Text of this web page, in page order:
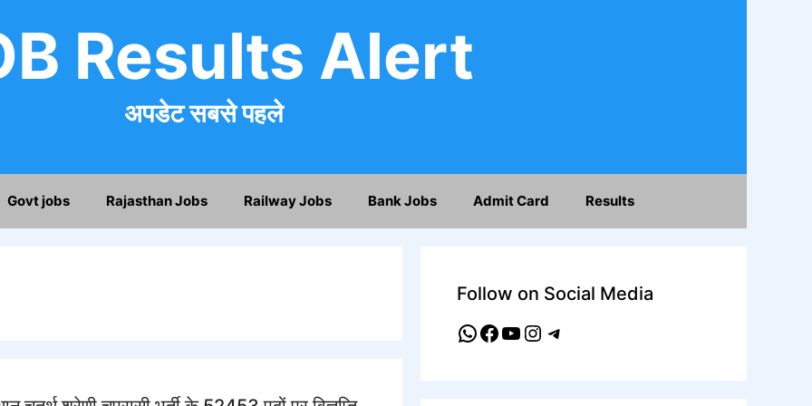
Results Alert
अपडेट सबसे पहले
Govt jobs Rajasthan Jobs Railway Jobs Bank Jobs Admit Card Results
Follow on Social Media
WhatsApp
Facebook
YouTube
Instagram
Telegram